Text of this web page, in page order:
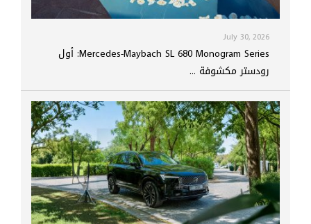
July 30, 2026
Mercedes-Maybach SL 680 Monogram Series: أول
رودستر مكشوفة ...